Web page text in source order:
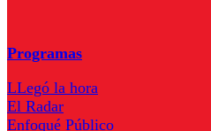
Programas
LLegó la hora
El Radar
Enfoqué Público